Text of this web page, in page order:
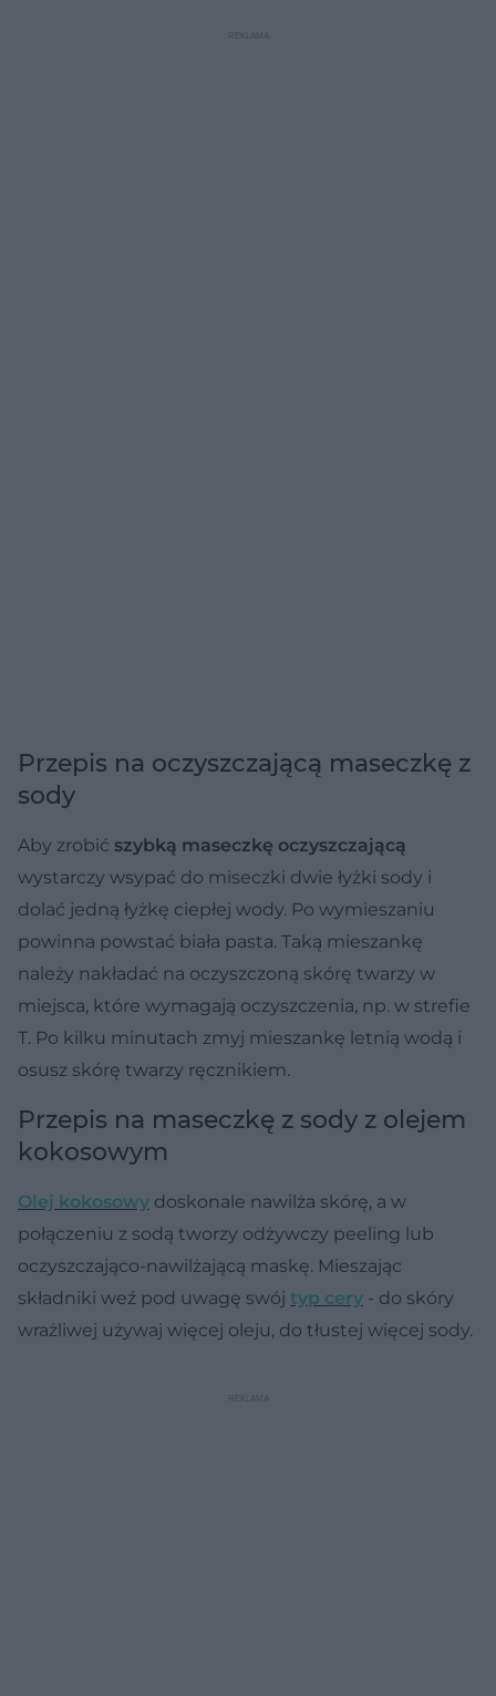
Przepis na oczyszczającą maseczkę z
sody
Aby zrobić szybką maseczkę oczyszczającą
wystarczy wsypać do miseczki dwie łyżki sody i
dolać jedną łyżkę ciepłej wody. Po wymieszaniu
powinna powstać biała pasta. Taką mieszankę
należy nakładać na oczyszczoną skórę twarzy w
miejsca, które wymagają oczyszczenia, np. w strefie
T. Po kilku minutach zmyj mieszankę letnią wodą i
osusz skórę twarzy ręcznikiem.
Przepis na maseczkę z sody z olejem
kokosowym
Olej kokosowy doskonale nawilża skórę, a w
połączeniu z sodą tworzy odżywczy peeling lub
oczyszczająco-nawilżającą maskę. Mieszając
składniki weź pod uwagę swój typ cery - do skóry
wrażliwej używaj więcej oleju, do tłustej więcej sody.